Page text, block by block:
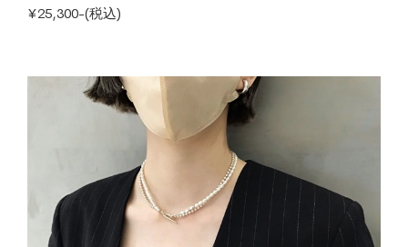
¥25,300-(税込)